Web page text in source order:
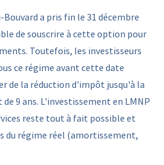
a pris fin le 31 décembre
de souscrire à cette option pour
Toutefois, les investisseurs
ce régime avant cette date
de la réduction d'impôt jusqu'à la
9 ans. L'investissement en LMNP
reste tout à fait possible et
du régime réel (amortissement,